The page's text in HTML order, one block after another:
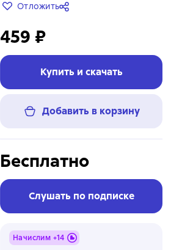
Отложить
459 ₽
Купить и скачать
Добавить в корзину
Бесплатно
Слушать по подписке
Начислим +14